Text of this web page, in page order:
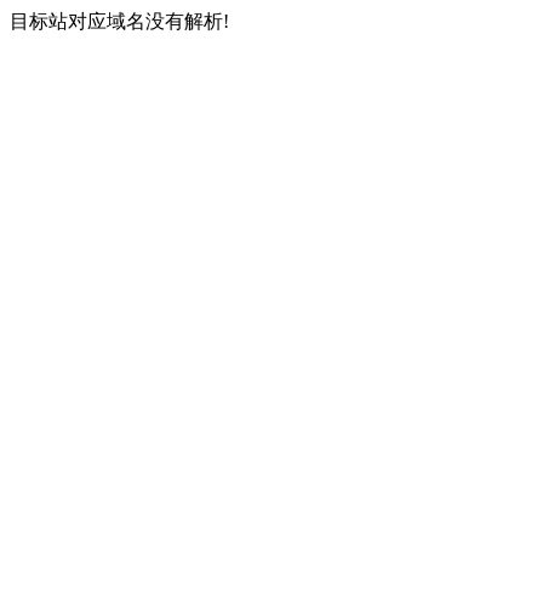
目标站对应域名没有解析!